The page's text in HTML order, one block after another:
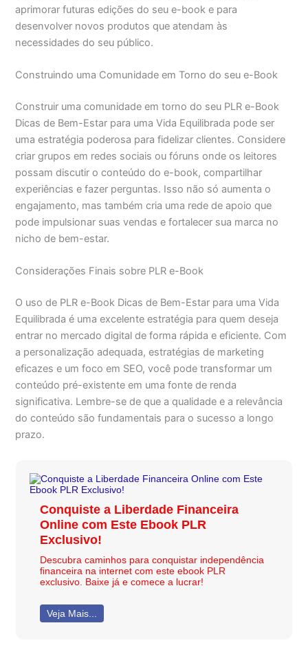
aprimorar futuras edições do seu e-book e para
desenvolver novos produtos que atendam às
necessidades do seu público.
Construindo uma Comunidade em Torno do seu e-Book
Construir uma comunidade em torno do seu PLR e-Book
Dicas de Bem-Estar para uma Vida Equilibrada pode ser
uma estratégia poderosa para fidelizar clientes. Considere
criar grupos em redes sociais ou fóruns onde os leitores
possam discutir o conteúdo do e-book, compartilhar
experiências e fazer perguntas. Isso não só aumenta o
engajamento, mas também cria uma rede de apoio que
pode impulsionar suas vendas e fortalecer sua marca no
nicho de bem-estar.
Considerações Finais sobre PLR e-Book
O uso de PLR e-Book Dicas de Bem-Estar para uma Vida
Equilibrada é uma excelente estratégia para quem deseja
entrar no mercado digital de forma rápida e eficiente. Com
a personalização adequada, estratégias de marketing
eficazes e um foco em SEO, você pode transformar um
conteúdo pré-existente em uma fonte de renda
significativa. Lembre-se de que a qualidade e a relevância
do conteúdo são fundamentais para o sucesso a longo
prazo.
Conquiste a Liberdade Financeira
Online com Este Ebook PLR
Exclusivo!
Descubra caminhos para conquistar independência
financeira na internet com este ebook PLR
exclusivo. Baixe já e comece a lucrar!
Veja Mais...